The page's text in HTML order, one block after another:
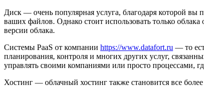
Диск — очень популярная услуга, благодаря которой вы
ваших файлов. Однако стоит использовать только
версии облака.
Системы PaaS от компании https://www.datafort.ru — то
планирования, контроля и многих других услуг,
управлять своими компаниями или просто процессами,
Хостинг — облачный хостинг также становится все